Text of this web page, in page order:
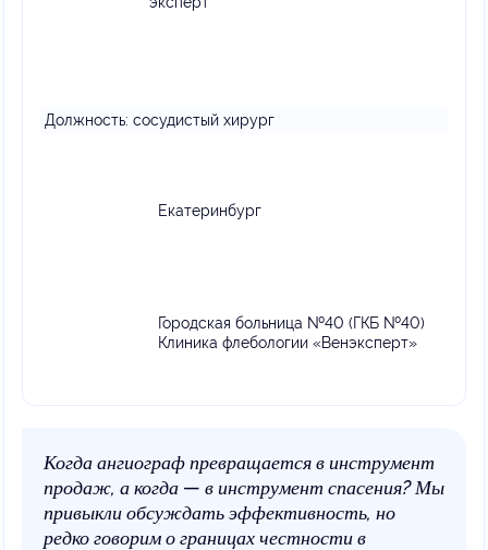
Должность: сосудистый хирург
Екатеринбург
Городская больница №40 (ГКБ №40)
Клиника флебологии «Венэксперт»
Когда ангиограф превращается в инструмент
продаж, а когда — в инструмент спасения? Мы
привыкли обсуждать эффективность, но
редко говорим о границах честности в